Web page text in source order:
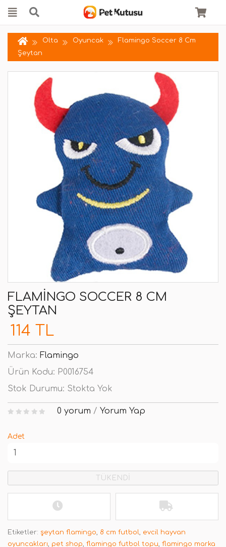
Olta Oyuncak
Flamingo Soccer 8 Cm
Şeytan
FLAMINGO SOCCER 8 CM
ŞEYTAN
114 TL
Marka: Flamingo
Ürün Kodu: P0016754
Stok Durumu: Stokta Yok
0 yorum / Yorum Yap
Adet
TÜKENDİ
Etiketler: şeytan flamingo, 8 cm futbol, evcil hayvan
oyuncakları, pet shop, flamingo futbol topu, flamingo marka